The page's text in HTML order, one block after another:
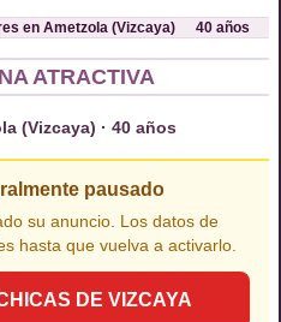
enAmetzola (Vizcaya) 40 años
ATRACTIVA
(Vizcaya) · 40 años
pausado
su anuncio. Los datos de
hasta que vuelva a activarlo.
DE VIZCAYA